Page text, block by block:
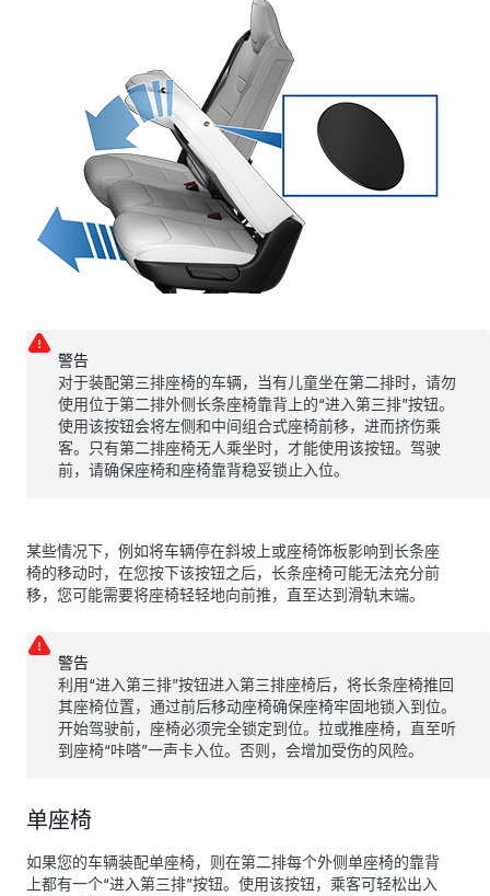
警告
对于装配第三排座椅的车辆，当有儿童坐在第二排时，请勿
使用位于第二排外侧长条座椅靠背上的“进入第三排”按钮。
使用该按钮会将左侧和中间组合式座椅前移，进而挤伤乘
客。只有第二排座椅无人乘坐时，才能使用该按钮。驾驶
前，请确保座椅和座椅靠背稳妥锁止入位。
某些情况下，例如将车辆停在斜坡上或座椅饰板影响到长条座
椅的移动时，在您按下该按钮之后，长条座椅可能无法充分前
移，您可能需要将座椅轻轻地向前推，直至达到滑轨末端。
警告
利用“进入第三排”按钮进入第三排座椅后，将长条座椅推回
其座椅位置，通过前后移动座椅确保座椅牢固地锁入到位。
开始驾驶前，座椅必须完全锁定到位。拉或推座椅，直至听
到座椅“咔嗒”一声卡入位。否则，会增加受伤的风险。
单座椅
如果您的车辆装配单座椅，则在第二排每个外侧单座椅的靠背
上都有一个“进入第三排”按钮。使用该按钮，乘客可轻松出入